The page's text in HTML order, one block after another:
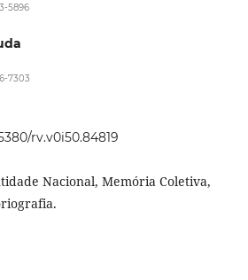
5896
7303
rv.v0i50.84819
Nacional, Memória Coletiva,